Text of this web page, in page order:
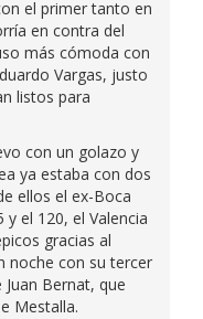
el primer tanto en
en contra del
más cómoda con
Vargas, justo
listos para
con un golazo y
ya estaba con dos
ellos el ex-Boca
el 120, el Valencia
gracias al
noche con su tercer
Bernat, que
Mestalla.